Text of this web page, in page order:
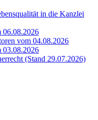
in die Kanzlei
06.08.2026
vom 04.08.2026
03.08.2026
(Stand 29.07.2026)